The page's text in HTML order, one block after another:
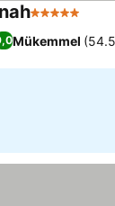
5 Yıldız
Mükemmel